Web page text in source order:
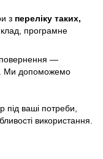
з переліку таких,
програмне
—
Ми допоможемо
під ваші потреби,
використання.